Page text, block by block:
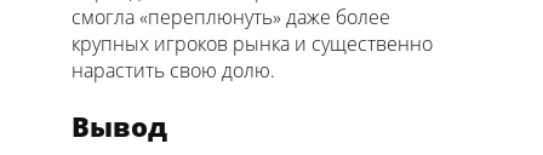
смогла «переплюнуть» даже более
крупных игроков рынка и существенно
нарастить свою долю.
Вывод